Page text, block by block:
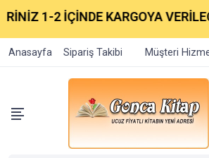
1-2 İÇİNDE KARGOYA
Anasayfa Sipariş Takibi Müşteri